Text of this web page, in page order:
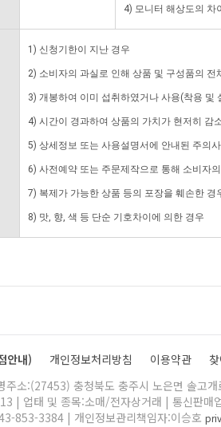
4) 모니터 해상도의 차
1) 신청기한이 지난 경우
2) 소비자의 과실로 인해 상품 및 구성품의
3) 개봉하여 이미 섭취하였거나 사용(착용 및
4) 시간이 경과하여 상품의 가치가 현저히 감
5) 상세정보 또는 사용설명서에 안내된 주의
6) 사전예약 또는 주문제작으로 통해 소비자
7) 복제가 가능한 상품 등의 포장을 훼손한 경
8) 맛, 향, 색 등 단순 기호차이에 의한 경우
안내) 개인정보처리방침 이용약관
주소:(27453) 충청북도 충주시 노은면 솔고
| 업태 및 종목:소매/전자상거래 | 통신판매
853-3384 | 개인정보관리책임자:이승호